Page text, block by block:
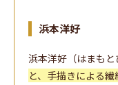
浜本洋好
浜本洋好（はまも
と、手描きによる